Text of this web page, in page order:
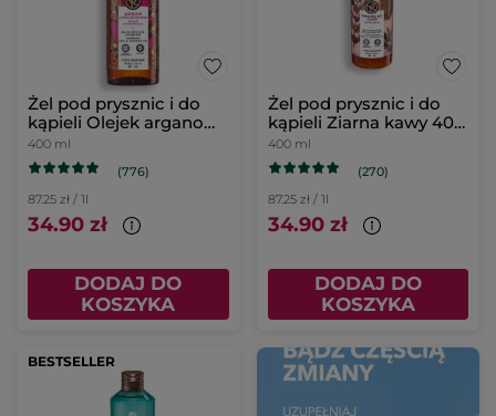
Żel pod prysznic i do
kąpieli Olejek arganowy
& Płatki róż 400 ml
400 ml
(776)
87.25 zł / 1l
34.90 zł
DODAJ DO
KOSZYKA
Żel pod prysznic i do
kąpieli Ziarna kawy 400
ml
400 ml
(270)
87.25 zł / 1l
34.90 zł
DODAJ DO
KOSZYKA
BESTSELLER